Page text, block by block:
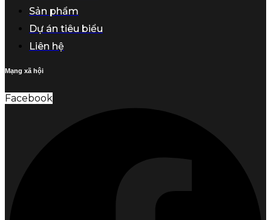
Sản phẩm
Dự án tiêu biểu
Liên hệ
Mạng xã hội
Facebook